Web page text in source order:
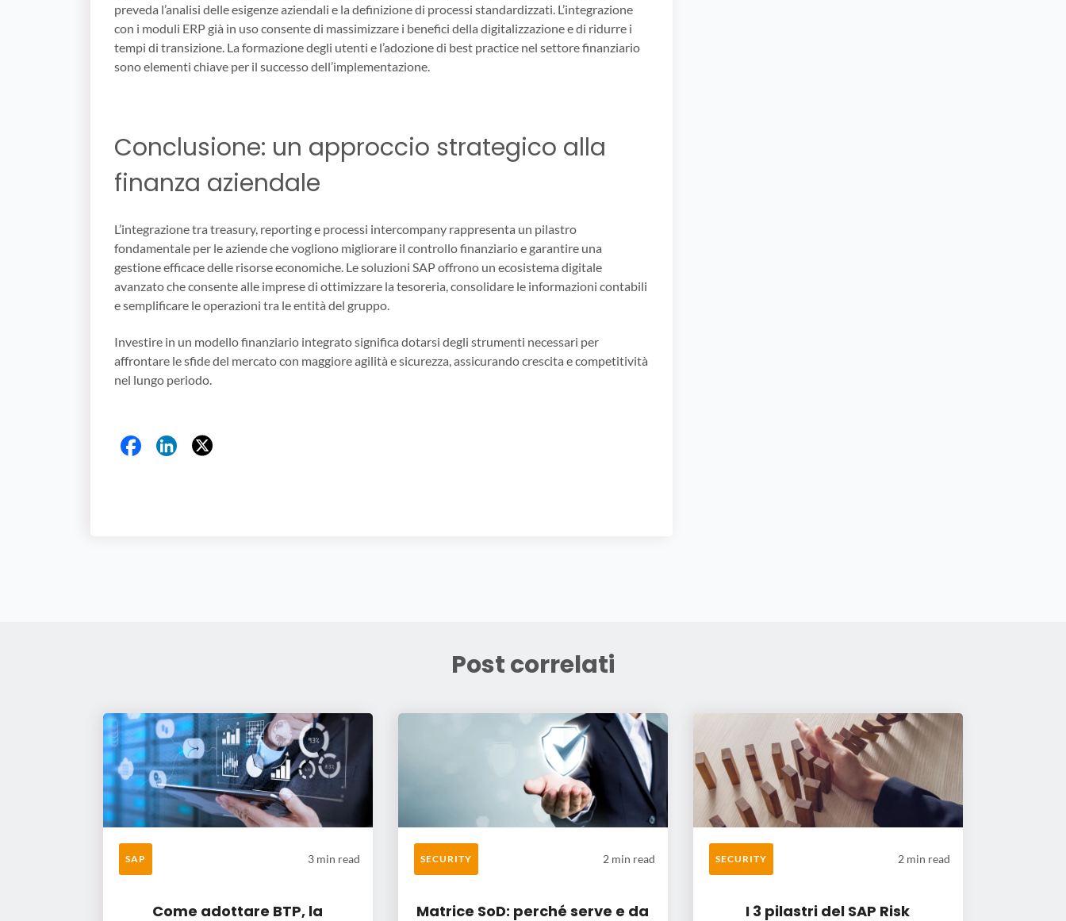
preveda l’analisi delle esigenze aziendali e la definizione di processi standardizzati. L’integrazione
con i moduli ERP già in uso consente di massimizzare i benefici della digitalizzazione e di ridurre i
tempi di transizione. La formazione degli utenti e l’adozione di best practice nel settore finanziario
sono elementi chiave per il successo dell’implementazione.
Conclusione: un approccio strategico alla
finanza aziendale
L’integrazione tra treasury, reporting e processi intercompany rappresenta un pilastro
fondamentale per le aziende che vogliono migliorare il controllo finanziario e garantire una
gestione efficace delle risorse economiche. Le soluzioni SAP offrono un ecosistema digitale
avanzato che consente alle imprese di ottimizzare la tesoreria, consolidare le informazioni contabili
e semplificare le operazioni tra le entità del gruppo.
Investire in un modello finanziario integrato significa dotarsi degli strumenti necessari per
affrontare le sfide del mercato con maggiore agilità e sicurezza, assicurando crescita e competitività
nel lungo periodo.
Post correlati
SAP 3 min read
Come adottare BTP, la
SECURITY 2 min read
Matrice SoD: perché serve e da
SECURITY 2 min read
I 3 pilastri del SAP Risk